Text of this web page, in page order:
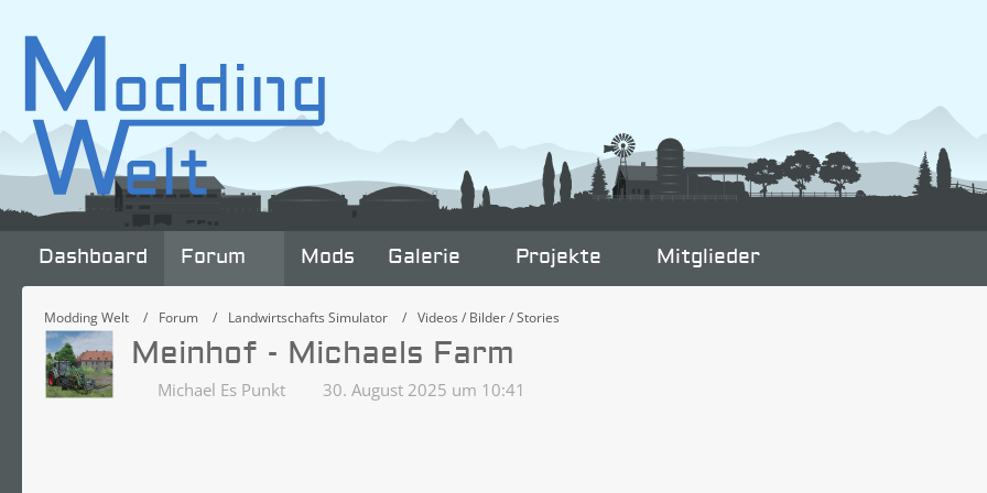
Dashboard Forum Mods Galerie Projekte Mitglieder
Modding Welt Forum Landwirtschafts Simulator Videos / Bilder / Stories
Meinhof - Michaels Farm
Michael Es Punkt 30. August 2025 um 10:41